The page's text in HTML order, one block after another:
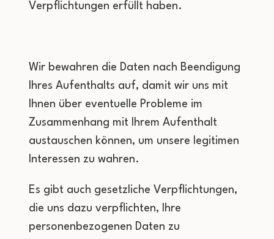
Verpflichtungen erfüllt haben.
Wir bewahren die Daten nach Beendigung
Ihres Aufenthalts auf, damit wir uns mit
Ihnen über eventuelle Probleme im
Zusammenhang mit Ihrem Aufenthalt
austauschen können, um unsere legitimen
Interessen zu wahren.
Es gibt auch gesetzliche Verpflichtungen,
die uns dazu verpflichten, Ihre
personenbezogenen Daten zu